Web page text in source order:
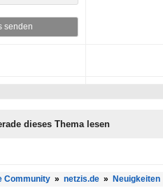
senden
dieses Thema lesen
Community » netzis.de » Neuigkeiten